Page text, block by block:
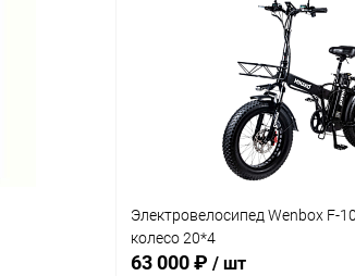
Электровелосипед Wenbox F-
колесо 20*4
63 000 ₽ / шт